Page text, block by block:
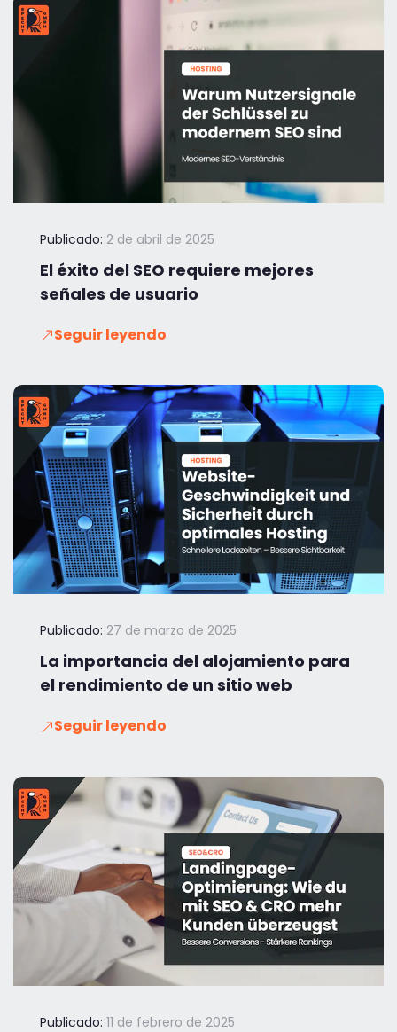
Publicado: 2 de abril de 2025
El éxito del SEO requiere mejores
señales de usuario
Seguir leyendo
Publicado: 27 de marzo de 2025
La importancia del alojamiento para
el rendimiento de un sitio web
Seguir leyendo
Publicado: 11 de febrero de 2025